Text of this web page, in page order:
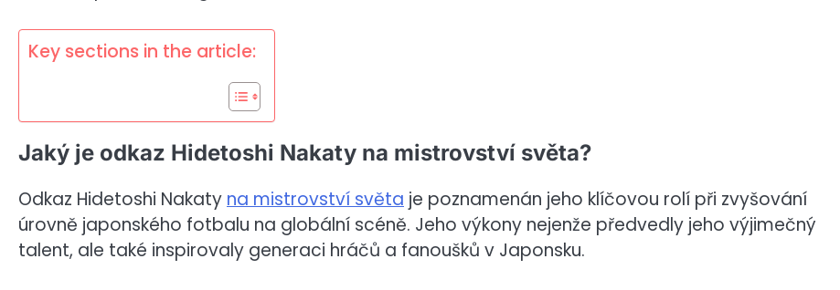
Key sections in the article:
Jaký je odkaz Hidetoshi Nakaty na mistrovství světa?
Odkaz Hidetoshi Nakaty na mistrovství světa je poznamenán jeho klíčovou rolí při zvyšování
úrovně japonského fotbalu na globální scéně. Jeho výkony nejenže předvedly jeho výjimečný
talent, ale také inspirovaly generaci hráčů a fanoušků v Japonsku.